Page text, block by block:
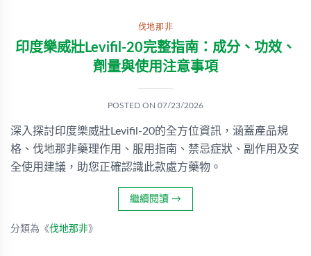
伐地那非
印度樂威壯Levifil-20完整指南：成分、功效、
劑量與使用注意事項
POSTED ON 07/23/2026
深入探討印度樂威壯Levifil-20的全方位資訊，涵蓋產品規
格、伐地那非藥理作用、服用指南、禁忌症狀、副作用及安
全使用建議，助您正確認識此款處方藥物。
繼續閱讀 →
分類為《伐地那非》